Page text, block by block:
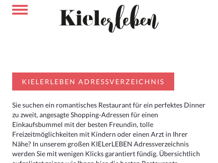
KIELERLEBEN ADRESSVERZEICHNIS
Sie suchen ein romantisches Restaurant für ein perfektes Dinner
zu zweit, angesagte Shopping-Adressen für einen
Einkaufsbummel mit der besten Freundin, tolle
Freizeitmöglichkeiten mit Kindern oder einen Arzt in Ihrer
Nähe? In unserem großen KIELerLEBEN Adressverzeichnis
werden Sie mit wenigen Klicks garantiert fündig. Übersichtlich